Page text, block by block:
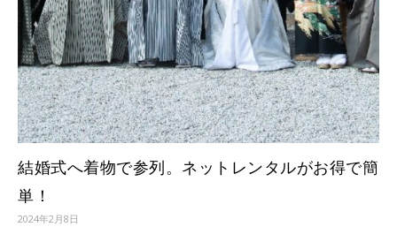
結婚式へ着物で参列。ネットレンタルがお得で簡
単！
2024年2月8日